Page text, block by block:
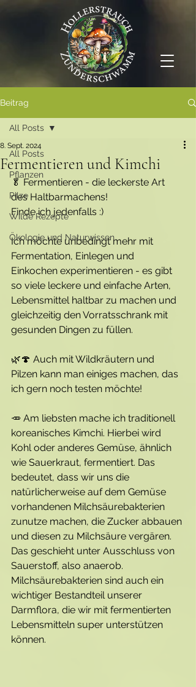
Beitrag
All Posts
Pflanzen
Pilze
Wilde Rezepte
Ökologie und Naturwissen
All Posts
Fermentieren und Kimchi
8. Sept. 2024
🥬 Fermentieren - die leckerste Art
des Haltbarmachens!
Finde ich jedenfalls :)
Ich möchte unbedingt mehr mit
Fermentation, Einlegen und
Einkochen experimentieren - es gibt
so viele leckere und einfache Arten,
Lebensmittel haltbar zu machen und
gleichzeitig den Vorratsschrank mit
gesunden Dingen zu füllen.
🌿🍄 Auch mit Wildkräutern und
Pilzen kann man einiges machen, das
ich gern noch testen möchte!
🥕 Am liebsten mache ich traditionell
koreanisches Kimchi. Hierbei wird
Kohl oder anderes Gemüse, ähnlich
wie Sauerkraut, fermentiert. Das
bedeutet, dass wir uns die
natürlicherweise auf dem Gemüse
vorhandenen Milchsäurebakterien
zunutze machen, die Zucker abbauen
und diesen zu Milchsäure vergären.
Das geschieht unter Ausschluss von
Sauerstoff, also anaerob.
Milchsäurebakterien sind auch ein
wichtiger Bestandteil unserer
Darmflora, die wir mit fermentierten
Lebensmitteln super unterstützen
können.